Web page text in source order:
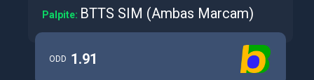
Palpite: BTTS SIM (Ambas Marcam)
ODD 1.91